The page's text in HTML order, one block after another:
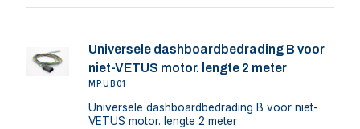
Universele dashboardbedrading B voor
niet-VETUS motor. lengte 2 meter
MPUB01
Universele dashboardbedrading B voor niet-
VETUS motor. lengte 2 meter